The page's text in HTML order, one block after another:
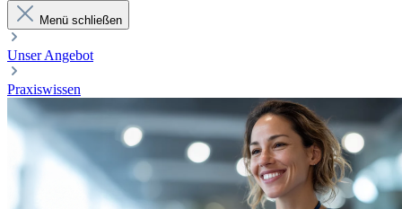
Menü schließen
Unser Angebot
Praxiswissen